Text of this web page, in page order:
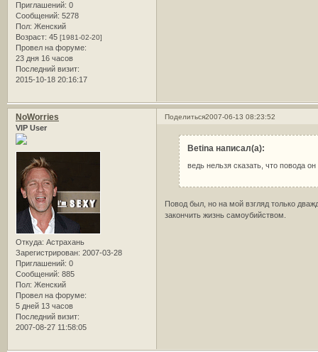
Приглашений: 0
Сообщений: 5278
Пол: Женский
Возраст: 45 [1981-02-20]
Провел на форуме:
23 дня 16 часов
Последний визит:
2015-10-18 20:16:17
Поделиться2007-06-13 08:23:52
NoWorries
VIP User
Откуда: Астрахань
Зарегистрирован: 2007-03-28
Приглашений: 0
Сообщений: 885
Пол: Женский
Провел на форуме:
5 дней 13 часов
Последний визит:
2007-08-27 11:58:05
Betina написал(а):
ведь нельзя сказать, что повода
Повод был, но на мой взгляд только
закончить жизнь самоубийством.